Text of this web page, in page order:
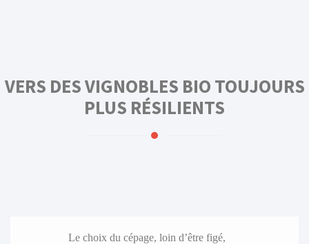
VERS DES VIGNOBLES BIO TOUJOURS
PLUS RÉSILIENTS
Le choix du cépage, loin d’être figé,